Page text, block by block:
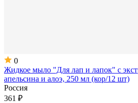
0
Жидкое мыло "Для лап и лапок" с
апельсина и алоэ, 250 мл (кор/12 шт)
Россия
361 ₽